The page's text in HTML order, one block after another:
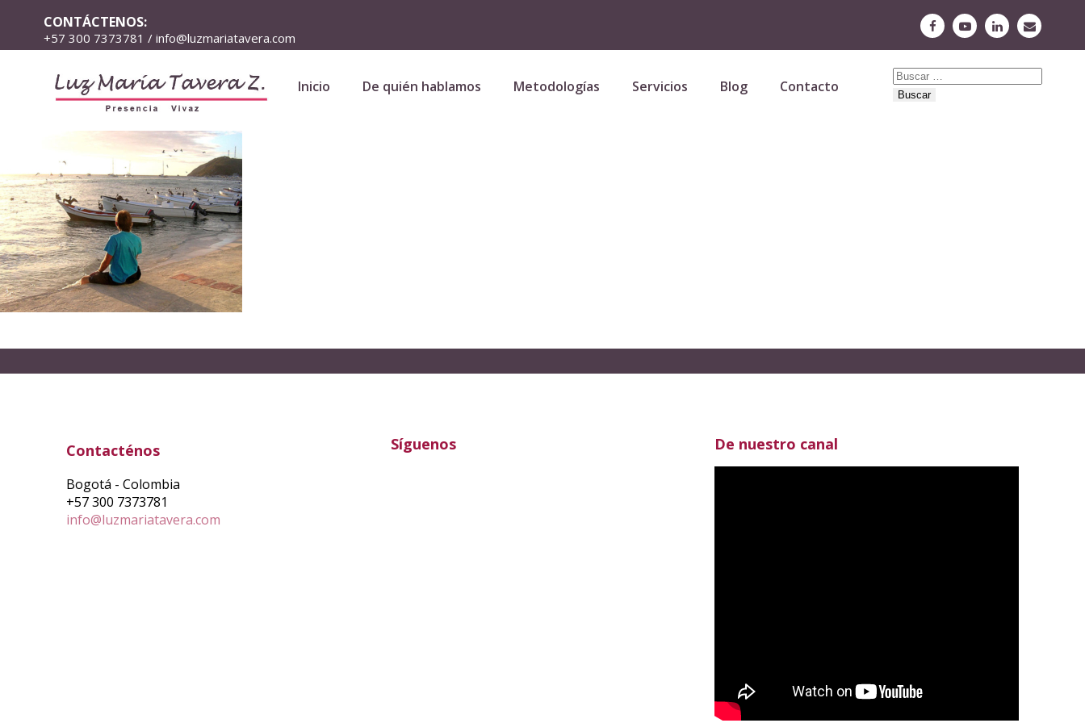
CONTÁCTENOS:
+57 300 7373781 / info@luzmariatavera.com
Inicio De quién hablamos Metodologías Servicios Blog Contacto
Buscar:
Contacténos
Bogotá - Colombia
+57 300 7373781
info@luzmariatavera.com
Síguenos De nuestro canal